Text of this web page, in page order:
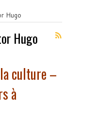
Hugo
Hugo
culture –
à